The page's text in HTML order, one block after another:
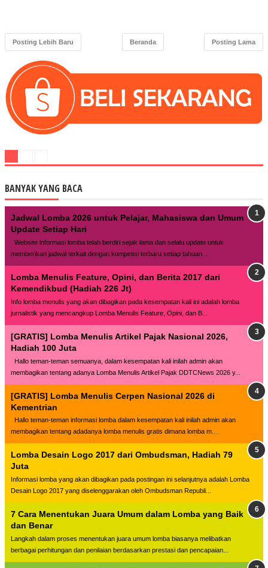
Posting Lebih Baru Posting Lama
Beranda
BANYAK YANG BACA
Jadwal Lomba 2026 untuk Pelajar, Mahasiswa dan Umum
Update Setiap Hari
Website lnformasi lomba telah berdiri sejak lama dan selalu update untuk
memberikan jadwal terkait dengan kompetisi terbaru setiap tahuan...
Lomba Menulis Feature, Opini, dan Berita 2017 dari
Kemendikbud (Hadiah 226 Jt)
Info lomba menulis yang akan dibagikan pada kesempatan kali ini adalah lomba
jurnalistik yang mencangkup Lomba Menulis Feature, Opini, dan B...
[GRATIS] Lomba Menulis Artikel Pajak Nasional 2026,
Hadiah 100 Juta
Hallo teman-teman semuanya, dalam kesempatan kali inilah admin akan
membagikan tentang adanya Lomba Menulis Artikel Pajak DDTCNews 2026 y...
[GRATIS] Lomba Menulis Cerpen Nasional 2026 di
Kementrian
Hallo teman-teman informasi lomba dalam kesempatan kali inilah admin akan
membagikan tentang adadanya lomba menulis gratis dimana lomba m...
Lomba Desain Logo 2017 dari Ombudsman, Hadiah 79
Juta
Informasi lomba yang akan dibagikan pada postingan ini selanjutnya adalah Lomba
Desain Logo 2017 yang diselenggarakan oleh Ombudsman Republi...
7 Cara Menentukan Juara Umum dalam Lomba yang Baik
dan Benar
Langkah dalam proses menentukan juara umum lomba biasanya melibatkan
berbagai perhitungan dan penilaian berdasarkan prestasi dan pencapaian...